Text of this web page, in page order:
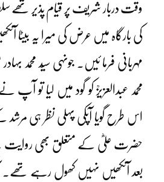
وقت دربار شریف پر قیام پذیر تھے
کی بارگاہ میں عرض کی میرا یہ بیٹا
مہربانی فرما ئیں۔ جونہی سیّد محمد
محمد عبدالعزیزؒ کو گود میں لیا تو
اس طرح گویا آپکی پہلی نظر ہی مرشد
حضرت علیؓ کے متعلق بھی
بعد آنکھیں نہیں کھول رہے تھے۔